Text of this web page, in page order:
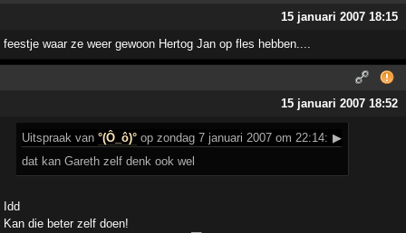
15 januari 2007 18:15
feestje waar ze weer gewoon Hertog Jan op fles hebben....
15 januari 2007 18:52
Uitspraak van°(Ô_ô)° op zondag 7 januari 2007 om 22:14: ▶
dat kan Gareth zelf denk ook wel
Idd
Kan die beter zelf doen!